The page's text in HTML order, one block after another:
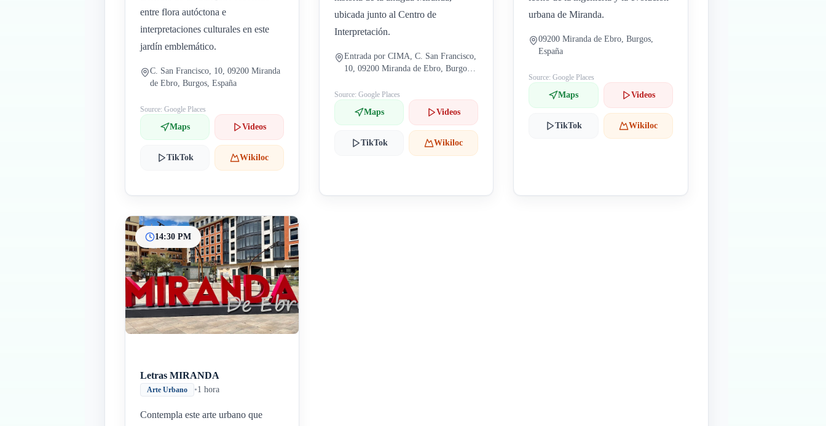
entre flora autóctona e
interpretaciones culturales en este
jardín emblemático.
C. San Francisco, 10, 09200 Miranda
de Ebro, Burgos, España
Source: Google Places
Maps Videos
TikTok Wikiloc
ubicada junto al Centro de
Interpretación.
Entrada por CIMA, C. San Francisco,
10, 09200 Miranda de Ebro, Burgos,
Source: Google Places
Maps Videos
TikTok Wikiloc
urbana de Miranda.
09200 Miranda de Ebro, Burgos,
España
Source: Google Places
Maps Videos
TikTok Wikiloc
14:30 PM
Letras MIRANDA
Arte Urbano •1 hora
Contempla este arte urbano que